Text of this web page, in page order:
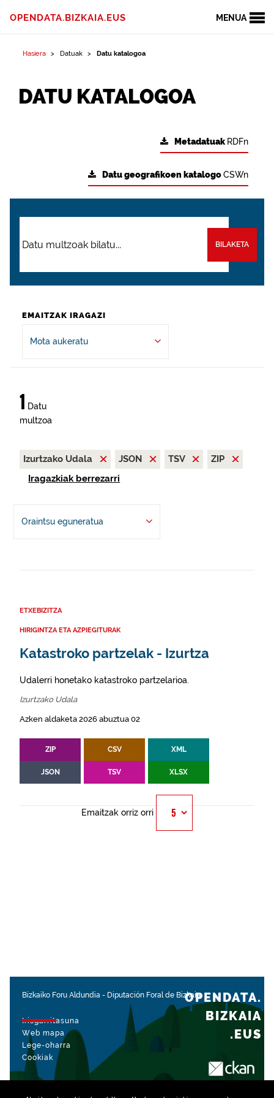
MENUA
OPENDATA.BIZKAIA.EUS
Hasiera Datuak Datu katalogoa
DATU KATALOGOA
Metadatuak RDFn
Datu geografikoen katalogoCSWn
BILAKETA
EMAITZAK IRAGAZI
Mota aukeratu
1 Datu
multzoa
Izurtzako Udala JSON TSV
ZIP
Iragazkiak berrezarri
Oraintsu eguneratua
ETXEBIZITZA
HIRIGINTZA ETA AZPIEGITURAK
Katastroko partzelak - Izurtza
Udalerri honetako katastroko partzelarioa.
Izurtzako Udala
Azken aldaketa 2026 abuztua 02
ZIP CSV XML
JSON TSV XLSX
Emaitzak orriz orri
Bizkaiko Foru Aldundia - Diputación Foral de Bizkaia
Irisgarritasuna
Web mapa
Lege-oharra
Cookiak
OPENDATA.
BIZKAIA
.EUS